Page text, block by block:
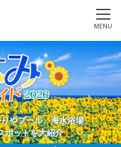
MENU
やプール、海水浴場、
ポットを大紹介